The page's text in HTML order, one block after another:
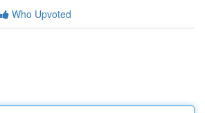
Who Upvoted